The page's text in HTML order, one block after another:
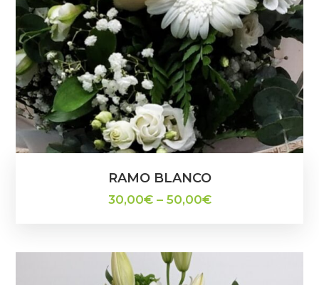
RAMO BLANCO
30,00€– 50,00€